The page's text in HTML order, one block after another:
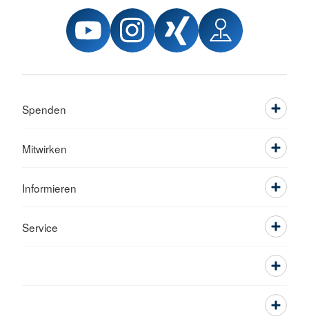
Spenden
Mitwirken
Informieren
Service